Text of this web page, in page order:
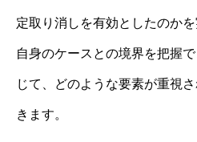
定取り消しを有効としたのか
自身のケースとの境界を把握
じて、どのような要素が重視
きます。